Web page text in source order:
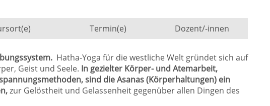
Termin(e) Dozent/-innen
Hatha-Yoga für die westliche Welt gründet sich auf
Geist und Seele. In gezielter Körper- und Atemarbeit,
sind die Asanas (Körperhaltungen) ein
zur Gelöstheit und Gelassenheit gegenüber allen Dingen des